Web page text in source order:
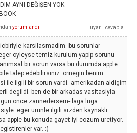
AYNI DEĞİŞEN YOK
yorumlandı
karsilasmadim. bu sorunlar
oyleyse temiz kurulum yapip sorunu
bir sorun varsa bu durumda apple
talep edebilirsiniz. ornegin benim
ile ilgili bir sorun vardi. amerikadan aldigim
degildi. ben de bir arkadas vasitasiyla
once zannedersem- laga luga
eger urunle ilgili sizden kaynakli
apple bu konuda gayet iyi cozum uretiyor.
var. :)